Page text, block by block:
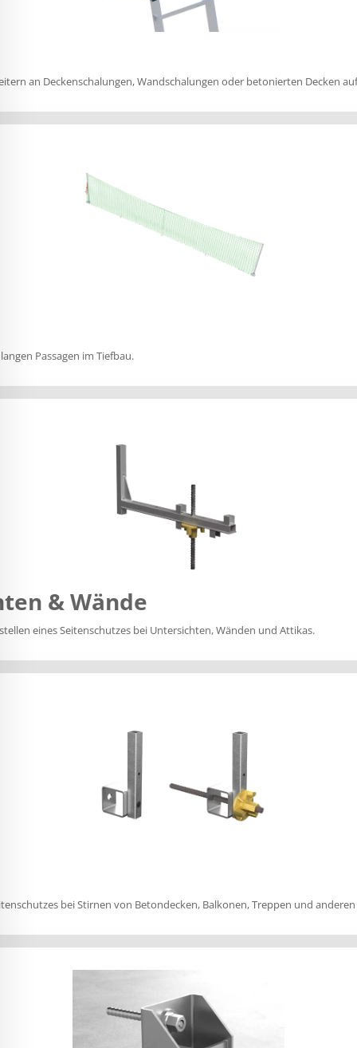
an Deckenschalungen, Wandschalungen oder betonierten Decken
Passagen im Tiefbau.
& Wände
eines Seitenschutzes bei Untersichten, Wänden und Attikas.
bei Stirnen von Betondecken, Balkonen, Treppen und